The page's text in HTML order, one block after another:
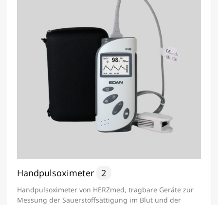
Handpulsoximeter 2
Handpulsoximeter von HERZmed, tragbare Geräte zur
Messung der Sauerstoffsättigung im Blut und der